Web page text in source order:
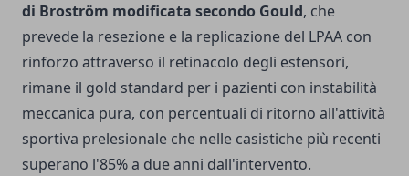
di Broström modificata secondo Gould, che
prevede la resezione e la replicazione del LPAA con
rinforzo attraverso il retinacolo degli estensori,
rimane il gold standard per i pazienti con instabilità
meccanica pura, con percentuali di ritorno all'attività
sportiva prelesionale che nelle casistiche più recenti
superano l'85% a due anni dall'intervento.